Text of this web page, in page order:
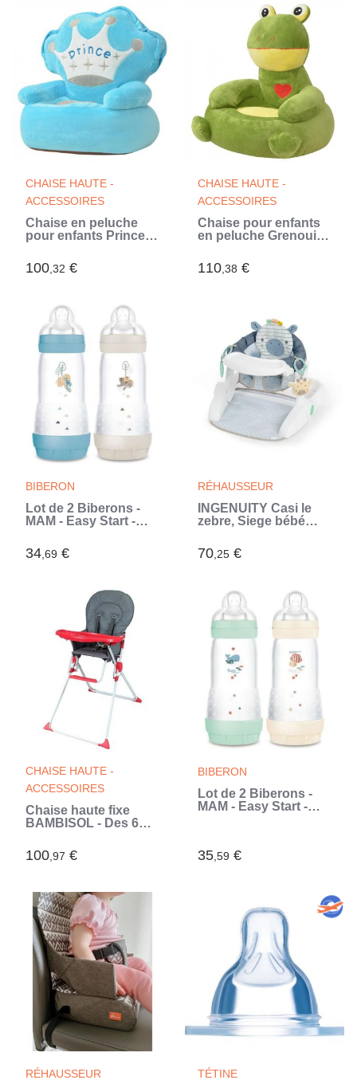
CHAISE HAUTE -
ACCESSOIRES
Chaise en peluche
pour enfants Prince
100,32 €
CHAISE HAUTE -
ACCESSOIRES
Chaise pour enfants
en peluche Grenouille
110,38 €
BIBERON
Lot de 2 Biberons -
MAM - Easy Start -
Tétine débit 3 - Océan
+ Sable (Bleu)
34,69 €
RÉHAUSSEUR
INGENUITY Casi le
zebre, Siege bébé
apporte support a
bébé, cadeau bébé
70,25 €
CHAISE HAUTE -
ACCESSOIRES
Chaise haute fixe
BAMBISOL - Des 6
rouge - Assise en
PVC - Tablette
100,97 €
BIBERON
Lot de 2 Biberons -
MAM - Easy Start -
Menthe + Coton (Vert)
35,59 €
RÉHAUSSEUR TÉTINE